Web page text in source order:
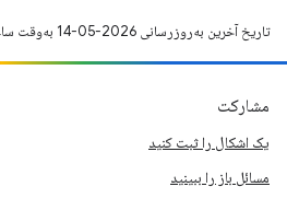
تاریخ آخرین به‌روزرسانی 2026-05-14 به‌وقت ساعت هماهنگ جهانی.
مشارکت
یک اشکال را ثبت کنید
مسائل باز را ببینید